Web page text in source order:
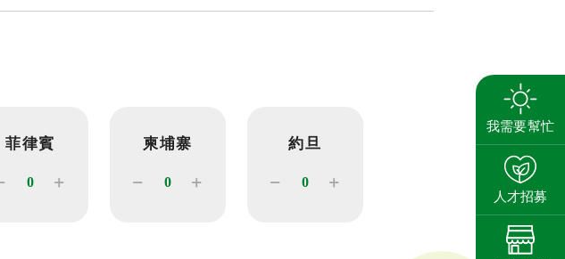
菲律賓 柬埔寨 約旦
我需要幫忙
人才招募